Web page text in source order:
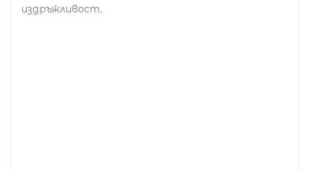
издръжливост.